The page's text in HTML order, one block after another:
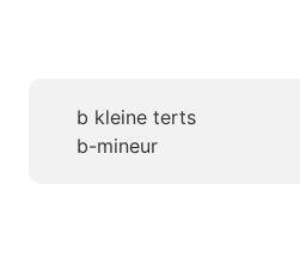
b kleine terts
b-mineur